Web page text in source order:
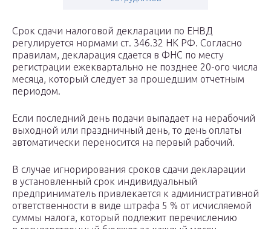
Срок сдачи налоговой декларации по ЕНВД
регулируется нормами ст. 346.32 НК РФ. Согласно
правилам, декларация сдается в ФНС по месту
регистрации ежеквартально не позднее 20-ого числа
месяца, который следует за прошедшим отчетным
периодом.
Если последний день подачи выпадает на нерабочий
выходной или праздничный день, то день оплаты
автоматически переносится на первый рабочий.
В случае игнорирования сроков сдачи декларации
в установленный срок индивидуальный
предприниматель привлекается к административной
ответственности в виде штрафа 5 % от исчисляемой
суммы налога, который подлежит перечислению